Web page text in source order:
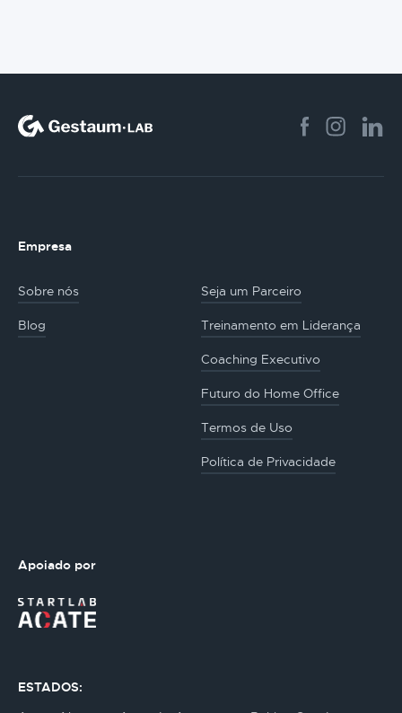
Empresa
Sobre nós Seja um Parceiro
Blog Treinamento em Liderança
Coaching Executivo
Futuro do Home Office
Termos de Uso
Política de Privacidade
Apoiado por
ESTADOS: